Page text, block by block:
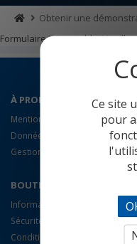
Obtenir une
Formulaire introuvable.
À PROPOS
Mentions légales
Données personnelles
Gestion des cookies
BOUTIQUE
Informations de livraison
Sécurité des paiements
Conditions générales de
Ce site
pour